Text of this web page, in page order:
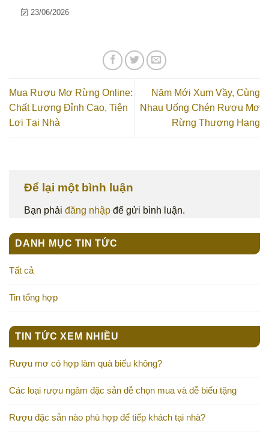
23/06/2026
Mua Rượu Mơ Rừng Online:
Chất Lượng Đỉnh Cao, Tiện
Lợi Tại Nhà
Năm Mới Xum Vầy, Cùng
Nhau Uống Chén Rượu Mơ
Rừng Thượng Hạng
Để lại một bình luận
Bạn phải đăng nhập để gửi bình luận.
DANH MỤC TIN TỨC
Tất cả
Tin tổng hợp
TIN TỨC XEM NHIỀU
Rượu mơ có hợp làm quà biếu không?
Các loại rượu ngâm đặc sản dễ chọn mua và dễ biếu tặng
Rượu đặc sản nào phù hợp để tiếp khách tại nhà?